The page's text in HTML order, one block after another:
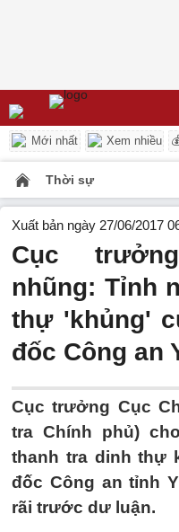
Mới nhất Xem nhiều
Thời sự
Xuất bản ngày 27/06/2017
Cục
nhũng: Tỉnh
thự 'khủng'
đốc Công an
Cục trưởng Cục
tra Chính phủ)
thanh tra dinh thự
đốc Công an tỉnh
rãi trước dư luận.